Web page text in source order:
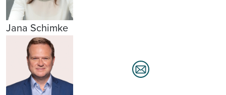
Jana Schimke